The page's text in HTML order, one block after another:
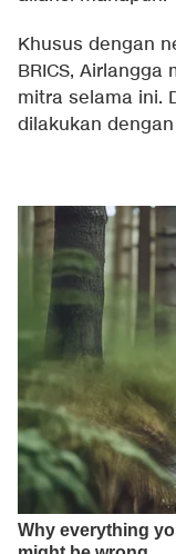
Khusus dengan
BRICS,
mitra selama ini.
dilakukan